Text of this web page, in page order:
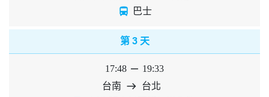
directions_bus 巴士
第 3 天
17:48 horizontal_rule 19:33
台南 east 台北